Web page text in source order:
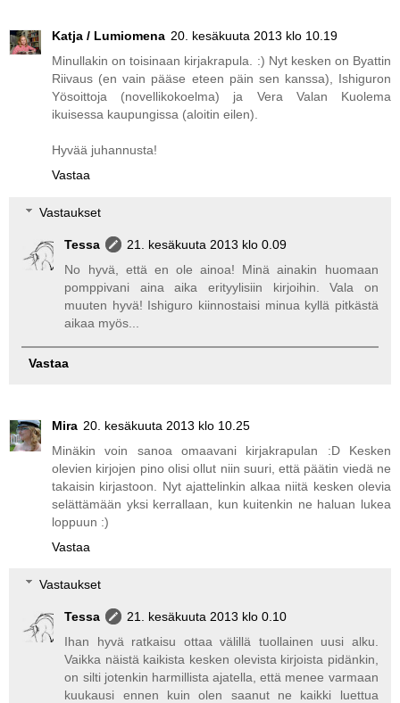
Katja / Lumiomena 20. kesäkuuta 2013 klo 10.19
Minullakin on toisinaan kirjakrapula. :) Nyt kesken on Byattin
Riivaus (en vain pääse eteen päin sen kanssa), Ishiguron
Yösoittoja (novellikokoelma) ja Vera Valan Kuolema
ikuisessa kaupungissa (aloitin eilen).
Hyvää juhannusta!
Vastaa
Vastaukset
Tessa
21. kesäkuuta 2013 klo 0.09
No hyvä, että en ole ainoa! Minä ainakin huomaan
pomppivani aina aika erityylisiin kirjoihin. Vala on
muuten hyvä! Ishiguro kiinnostaisi minua kyllä pitkästä
aikaa myös...
Vastaa
Mira 20. kesäkuuta 2013 klo 10.25
Minäkin voin sanoa omaavani kirjakrapulan :D Kesken
olevien kirjojen pino olisi ollut niin suuri, että päätin viedä ne
takaisin kirjastoon. Nyt ajattelinkin alkaa niitä kesken olevia
selättämään yksi kerrallaan, kun kuitenkin ne haluan lukea
loppuun :)
Vastaa
Vastaukset
Tessa
21. kesäkuuta 2013 klo 0.10
Ihan hyvä ratkaisu ottaa välillä tuollainen uusi alku.
Vaikka näistä kaikista kesken olevista kirjoista pidänkin,
on silti jotenkin harmillista ajatella, että menee varmaan
kuukausi ennen kuin olen saanut ne kaikki luettua